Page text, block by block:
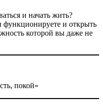
и начать жить?
функционируете и открыть
которой вы даже не
покой»